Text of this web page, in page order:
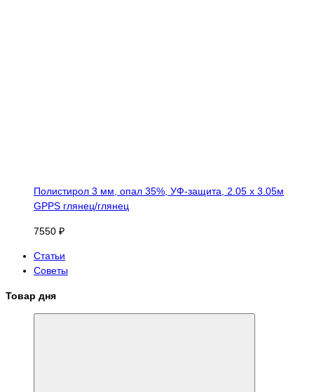
Полистирол 3 мм, опал 35%, УФ-защита, 2.05 х 3.05м
GPPS глянец/глянец
7550 ₽
Статьи
Советы
Товар дня